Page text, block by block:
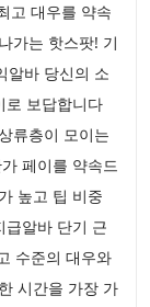
고 대우를 약속
가는 핫스팟! 기
알바 당신의 소
로 보답합니다
류층이 모이는
페이를 약속드
높고 팁 비중
급알바 단기 근
수준의 대우와
시간을 가장 가